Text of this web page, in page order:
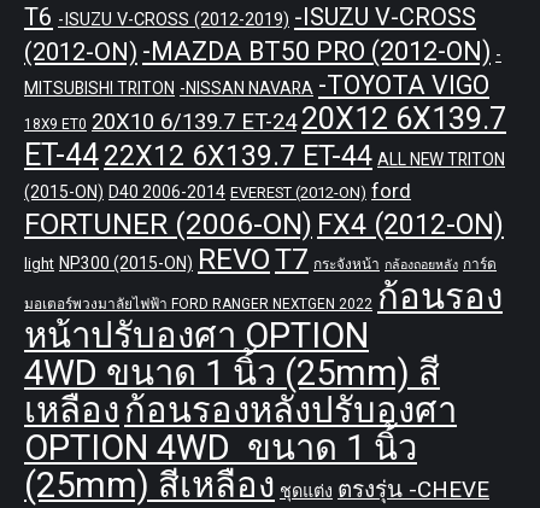
T6 -ISUZU V-CROSS (2012-2019) -ISUZU V-CROSS
(2012-ON) -MAZDA BT50 PRO (2012-ON) -
MITSUBISHI TRITON -NISSAN NAVARA -TOYOTA VIGO
18X9 ET0 20X10 6/139.7 ET-24 20X12 6X139.7
ET-4422X12 6X139.7 ET-44 ALL NEW TRITON
(2015-ON) D40 2006-2014 EVEREST (2012-ON) ford
FORTUNER (2006-ON) FX4 (2012-ON)
light NP300 (2015-ON) REVOT7 กระจังหน้า กล้องถอยหลัง การ์ด
มอเตอร์พวงมาลัยไฟฟ้า FORD RANGER NEXTGEN 2022 ก้อนรอง
หน้าปรับองศา OPTION
4WD ขนาด 1 นิ้ว (25mm) สี
เหลือง ก้อนรองหลังปรับองศา
OPTION 4WD ขนาด 1 นิ้ว
(25mm) สีเหลือง ชุดแต่ง ตรงรุ่น -CHEVE